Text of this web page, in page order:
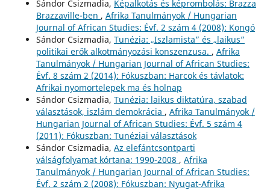
Sándor Csizmadia, Képalkotás és képrombolás: Brazza
Brazzaville-ben , Afrika Tanulmányok / Hungarian
Journal of African Studies: Évf. 2 szám 4 (2008): Kongó
Sándor Csizmadia, Tunézia: „Iszlamista” és „laikus”
politikai erők alkotmányozási konszenzusa. , Afrika
Tanulmányok / Hungarian Journal of African Studies:
Évf. 8 szám 2 (2014): Fókuszban: Harcok és távlatok:
Afrikai nyomortelepek ma és holnap
Sándor Csizmadia, Tunézia: laikus diktatúra, szabad
választások, iszlám demokrácia , Afrika Tanulmányok /
Hungarian Journal of African Studies: Évf. 5 szám 4
(2011): Fókuszban: Tunéziai választások
Sándor Csizmadia, Az elefántcsontparti
válságfolyamat kórtana: 1990-2008 , Afrika
Tanulmányok / Hungarian Journal of African Studies:
Évf. 2 szám 2 (2008): Fókuszban: Nyugat-Afrika